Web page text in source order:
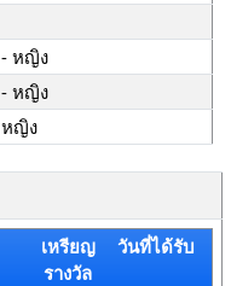
- หญิง
- หญิง
หญิง
เหรียญ
รางวัล
วันที่ได้รับ